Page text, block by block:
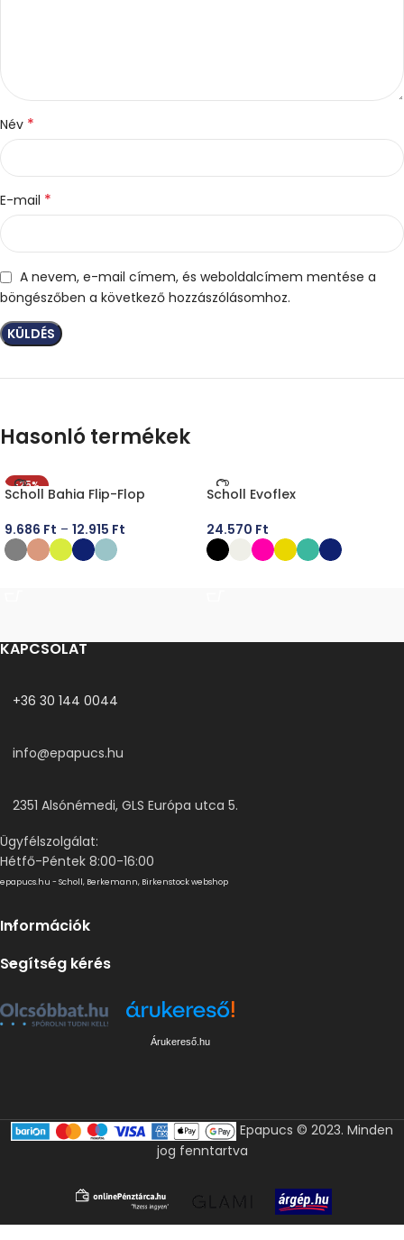
Név *
E-mail *
A nevem, e-mail címem, és weboldalcímem mentése a
böngészőben a következő hozzászólásomhoz.
Hasonló termékek
-25%
Scholl Bahia Flip-Flop
9.686 Ft – 12.915 Ft
Scholl Evoflex
24.570 Ft
KAPCSOLAT
+36 30 144 0044
info@epapucs.hu
2351 Alsónémedi, GLS Európa utca 5.
Ügyfélszolgálat:
Hétfő-Péntek 8:00-16:00
epapucs.hu - Scholl, Berkemann, Birkenstock webshop
Információk
Segítség kérés
Árukereső.hu
Epapucs © 2023. Minden
jog fenntartva